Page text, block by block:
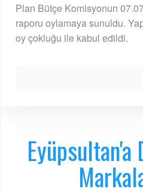
Plan Bütçe Komisyonun
raporu oylamaya sunuldu.
oy çokluğu ile kabul edildi.
Eyüpsultan'a